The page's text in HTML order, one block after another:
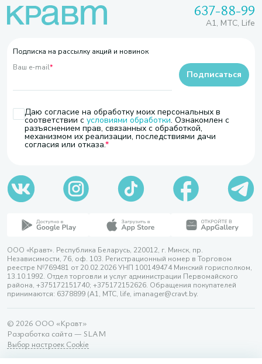
637-88-99
A1, МТС, Life
Подписка на рассылку акций и новинок
Ваш e-mail*
Даю согласие на обработку моих персональных в
соответствии с условиями обработки. Ознакомлен с
разъяснением прав, связанных с обработкой,
механизмом их реализации, последствиями дачи
согласия или отказа.
Подписаться
ООО «Кравт». Республика Беларусь, 220012, г. Минск, пр.
Независимости, 76, оф. 103. Регистрационный номер в Торговом
реестре №769481 от 20.02.2026 УНП 100149474 Минский горисполком,
13.10.1992. Отдел торговли и услуг администрации Первомайского
района, +375172151740; +375172152626. Обращения покупателей
принимаются: 6378899 (А1, МТС, life, imanager@cravt.by.
© 2026 ООО «Кравт»
Разработка сайта — SLAM
Выбор настроек Cookie